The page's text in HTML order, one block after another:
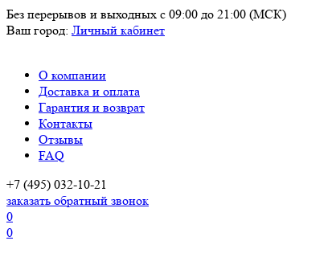
Без перерывов и выходных с 09:00 до 21:00 (МСК)
Ваш город: Личный кабинет
О компании
Доставка и оплата
Гарантия и возврат
Контакты
Отзывы
FAQ
+7 (495) 032-10-21
заказать обратный звонок
0
0